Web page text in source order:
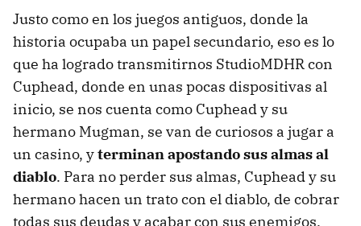
Justo como en los juegos antiguos, donde la
historia ocupaba un papel secundario, eso es lo
que ha logrado transmitirnos StudioMDHR con
Cuphead, donde en unas pocas dispositivas al
inicio, se nos cuenta como Cuphead y su
hermano Mugman, se van de curiosos a jugar a
un casino, yterminan apostando sus almas al
diablo. Para no perder sus almas, Cuphead y su
hermano hacen un trato con el diablo, de cobrar
todas sus deudas y acabar con sus enemigos.